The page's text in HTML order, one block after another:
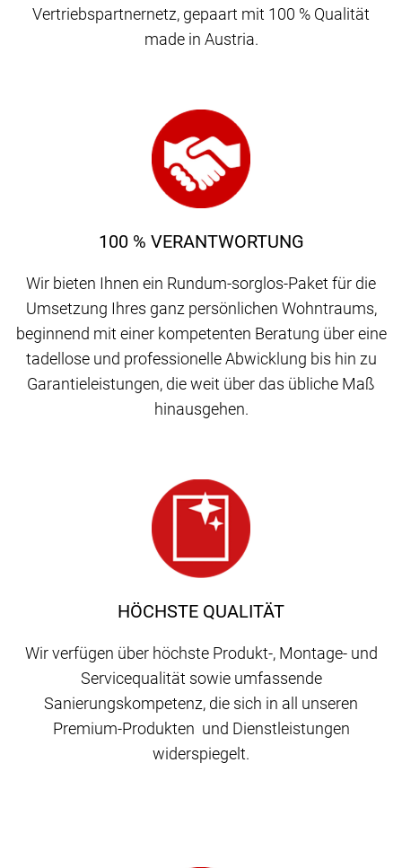
Vertriebspartnernetz, gepaart mit 100 % Qualität
made in Austria.
HÖCHSTE QUALITÄT
Wir verfügen über höchste Produkt-, Montage- und
Servicequalität sowie umfassende
Sanierungskompetenz, die sich in all unseren
Premium-Produkten und Dienstleistungen
widerspiegelt.
100 % VERANTWORTUNG
Wir bieten Ihnen ein Rundum-sorglos-Paket für die
Umsetzung Ihres ganz persönlichen Wohntraums,
beginnend mit einer kompetenten Beratung über eine
tadellose und professionelle Abwicklung bis hin zu
Garantieleistungen, die weit über das übliche Maß
hinausgehen.